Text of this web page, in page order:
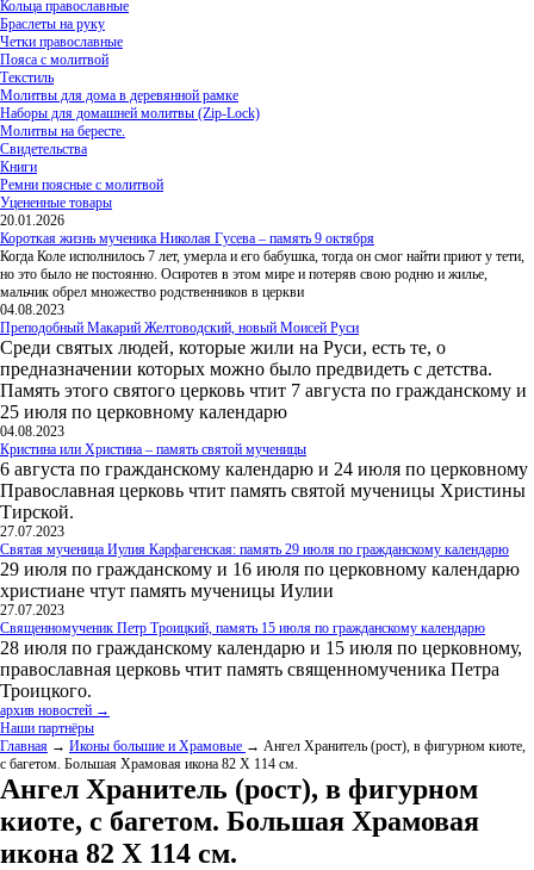
Кольца православные
Браслеты на руку
Четки православные
Пояса с молитвой
Текстиль
Молитвы для дома в деревянной рамке
Наборы для домашней молитвы (Zip-Lock)
Молитвы на бересте.
Свидетельства
Книги
Ремни поясные с молитвой
Уцененные товары
20.01.2026
Короткая жизнь мученика Николая Гусева – память 9 октября
Когда Коле исполнилось 7 лет, умерла и его бабушка, тогда он смог найти приют у тети,
но это было не постоянно. Осиротев в этом мире и потеряв свою родню и жилье,
мальчик обрел множество родственников в церкви
04.08.2023
Преподобный Макарий Желтоводский, новый Моисей Руси
Среди святых людей, которые жили на Руси, есть те, о
предназначении которых можно было предвидеть с детства.
Память этого святого церковь чтит 7 августа по гражданскому и
25 июля по церковному календарю
04.08.2023
Кристина или Христина – память святой мученицы
6 августа по гражданскому календарю и 24 июля по церковному
Православная церковь чтит память святой мученицы Христины
Тирской.
27.07.2023
Святая мученица Иулия Карфагенская: память 29 июля по гражданскому календарю
29 июля по гражданскому и 16 июля по церковному календарю
христиане чтут память мученицы Иулии
27.07.2023
Священномученик Петр Троицкий, память 15 июля по гражданскому календарю
28 июля по гражданскому календарю и 15 июля по церковному,
православная церковь чтит память священномученика Петра
Троицкого.
архив новостей →
Наши партнёры
Главная → Иконы большие и Храмовые → Ангел Хранитель (рост), в фигурном киоте,
с багетом. Большая Храмовая икона 82 Х 114 см.
Ангел Хранитель (рост), в фигурном
киоте, с багетом. Большая Храмовая
икона 82 Х 114 см.